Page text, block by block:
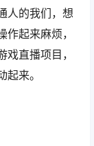
人的我们，想
起来麻烦，
直播项目，
来。